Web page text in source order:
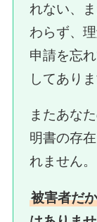
れない、
わらず、
申請を忘
してありま
またあな
明書の存
れません。
被害者だ